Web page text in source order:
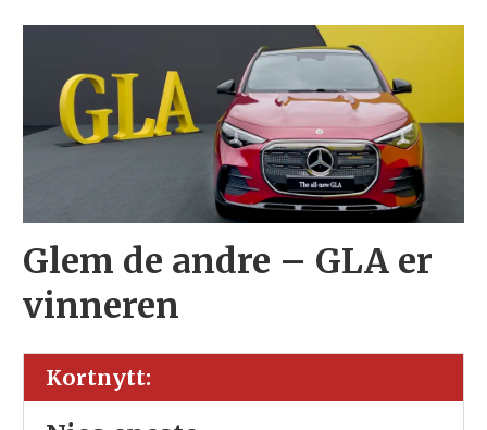
Glem de andre – GLA er
vinneren
Kortnytt: